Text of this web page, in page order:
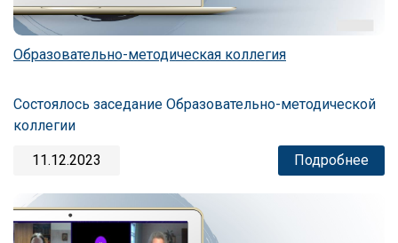
Образовательно-методическая коллегия
Состоялось заседание Образовательно-методической
коллегии
11.12.2023 Подробнее